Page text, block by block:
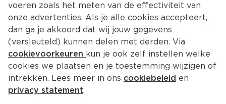
voeren zoals het meten van de effectiviteit van
onze advertenties. Als je alle cookies accepteert,
dan ga je akkoord dat wij jouw gegevens
(versleuteld) kunnen delen met derden. Via
cookievoorkeuren kun je ook zelf instellen welke
cookies we plaatsen en je toestemming wijzigen of
intrekken. Lees meer in ons cookiebeleid en
privacy statement.